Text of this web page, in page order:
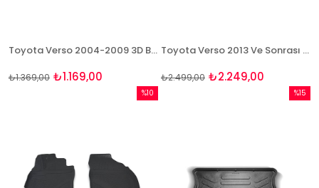
Toyota Verso 2004-2009 3D Bagaj Havuzu Bizymo
₺1.169,00
₺1.369,00
Toyota Verso 2013 Ve Sonrası 3D Paspas Takımı Bizymo
₺2.249,00
₺2.499,00
%10
%15